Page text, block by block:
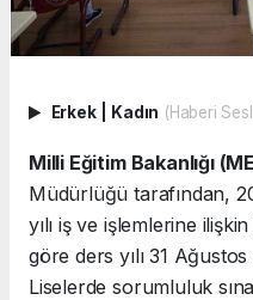
Erkek Kadın (Haberi
Milli Eğitim Bakanlığı
Müdürlüğü tarafından,
yılı iş ve işlemlerine
göre ders yılı 31
Liselerde sorumluluk